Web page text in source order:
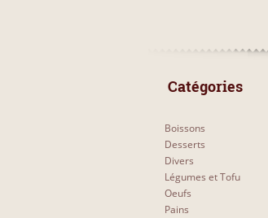
Catégories
Boissons
Desserts
Divers
Légumes et Tofu
Oeufs
Pains